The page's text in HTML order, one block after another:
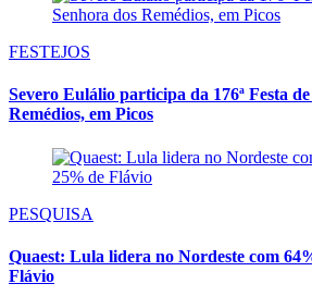
FESTEJOS
Severo Eulálio participa da 176ª Festa
Remédios, em Picos
PESQUISA
Quaest: Lula lidera no Nordeste com
Flávio